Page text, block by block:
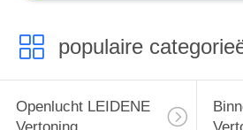
populaire
Openlucht LEIDENE